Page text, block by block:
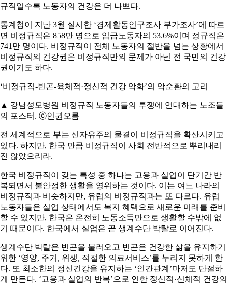
규직일수록 노동자의 건강은 더 나쁘다.
통계청이 지난 3월 실시한 ‘경제활동인구조사 부가조사’에 따르
면 비정규직은 858만 명으로 임금노동자의 53.6%이며 정규직은
741만 명이다. 비정규직이 전체 노동자의 절반을 넘는 상황에서
비정규직의 건강권은 비정규직만의 문제가 아닌 전 국민의 건강
권이기도 하다.
‘비정규직-빈곤-육체적·정신적 건강 악화’의 악순환의 고리
▲ 강남성모병원 비정규직 노동자들의 투쟁에 연대하는 노조들
의 포스터. ⓒ인권오름
전 세계적으로 부는 신자유주의 물결이 비정규직을 확산시키고
있다. 하지만, 한국 만큼 비정규직이 사회 전반적으로 뿌리내리
진 않았으리라.
한국 비정규직이 갖는 특성 중 하나는 고용과 실업이 단기간 반
복되면서 불안정한 생활을 영위하는 것이다. 이는 여느 나라의
비정규직과 비슷하지만, 유럽의 비정규직과는 또 다르다. 유럽
노동자들은 실업 상태에서도 복지 혜택으로 새로운 미래를 준비
할 수 있지만, 한국은 온전히 노동소득만으로 생활할 수밖에 없
기 때문이다. 한국에서 실업은 곧 생계수단 박탈로 이어진다.
생계수단 박탈은 빈곤을 불러오고 빈곤은 건강한 삶을 유지하기
위한 ‘영양, 주거, 위생, 적절한 의료서비스’를 누리지 못하게 한
다. 또 최소한의 정신건강을 유지하는 ‘인간관계’마저도 단절하
게 만든다. ‘고용과 실업의 반복’으로 인한 정신적·신체적 건강의